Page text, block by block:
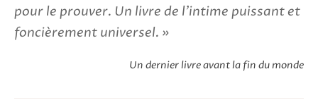
pour le prouver. Un livre de l’intime puissant et
foncièrement universel.
Un dernier livre avant la fin du monde